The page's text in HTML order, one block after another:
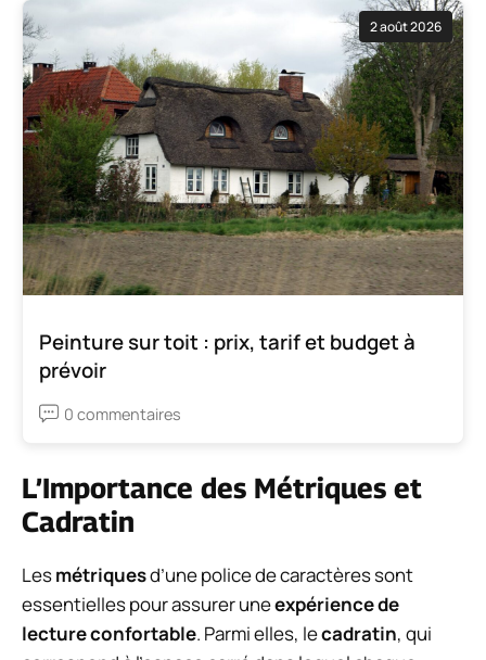
2 août 2026
Peinture sur toit : prix, tarif et budget à
prévoir
0 commentaires
L’Importance des Métriques et
Cadratin
Lesmétriquesd’une police de caractères sont
essentielles pour assurer uneexpérience de
lecture confortable. Parmi elles, lecadratin, qui